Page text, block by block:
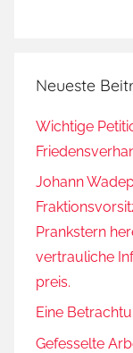
Neueste
Wichtige
Johann
Prankstern
vertrauliche
preis.
Eine
Gefesselte